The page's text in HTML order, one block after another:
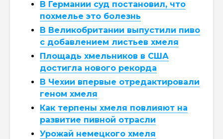
В Германии суд постановил, что
похмелье это болезнь
В Великобритании выпустили пиво
с добавлением листьев хмеля
Площадь хмельников в США
достигла нового рекорда
В Чехии впервые отредактировали
геном хмеля
Как терпены хмеля повлияют на
развитие пивной отрасли
Урожай немецкого хмеля